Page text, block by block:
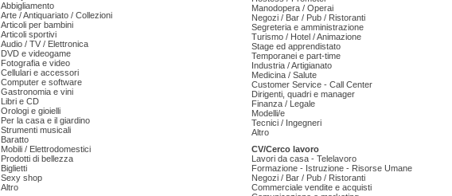
Abbigliamento
Arte / Antiquariato / Collezioni
Articoli per bambini
Articoli sportivi
Audio / TV / Elettronica
DVD e videogame
Fotografia e video
Cellulari e accessori
Computer e software
Gastronomia e vini
Libri e CD
Orologi e gioielli
Per la casa e il giardino
Strumenti musicali
Baratto
Mobili / Elettrodomestici
Prodotti di bellezza
Biglietti
Sexy shop
Altro
Manodopera / Operai
Negozi / Bar / Pub / Ristoranti
Segreteria e amministrazione
Turismo / Hotel / Animazione
Stage ed apprendistato
Temporanei e part-time
Industria / Artigianato
Medicina / Salute
Customer Service - Call Center
Dirigenti, quadri e manager
Finanza / Legale
Modelli/e
Tecnici / Ingegneri
Altro
CV/Cerco lavoro
Lavori da casa - Telelavoro
Formazione - Istruzione - Risorse Umane
Negozi / Bar / Pub / Ristoranti
Commerciale vendite e acquisti